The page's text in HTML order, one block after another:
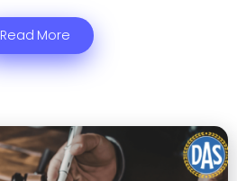
Read More